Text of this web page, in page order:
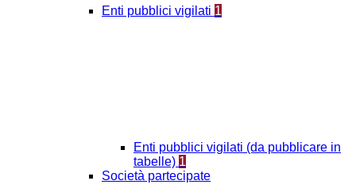
Enti pubblici vigilati 1
Enti pubblici vigilati (da pubblicare in
tabelle) 1
Società partecipate